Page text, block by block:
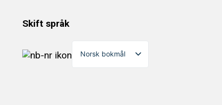
Skift språk
Norsk bokmål
English